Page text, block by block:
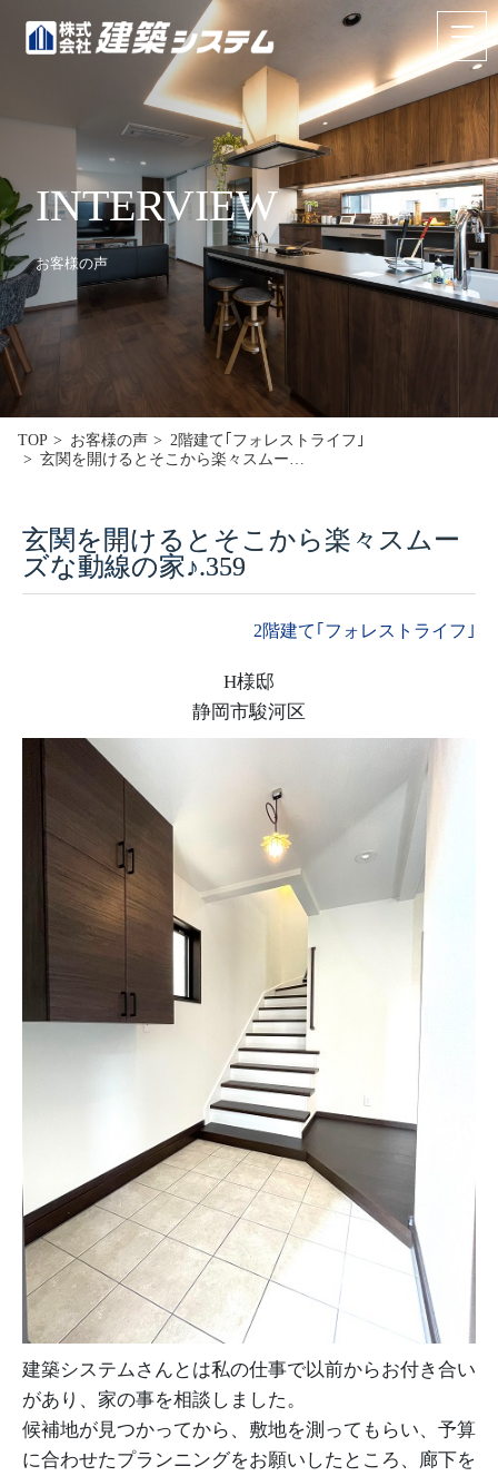
INTERVIEW
お客様の声
TOP お客様の声
2階建て｢フォレストライフ｣
玄関を開けるとそこから楽々スムー…
玄関を開けるとそこから楽々スムー
ズな動線の家♪.359
2階建て｢フォレストライフ｣
H様邸
静岡市駿河区
建築システムさんとは私の仕事で以前からお付き合い
があり、家の事を相談しました。
候補地が見つかってから、敷地を測ってもらい、予算
に合わせたプランニングをお願いしたところ、廊下を
お問い合わせ 来場予約
HOME
イベント･見学情報
コンセプト
お客様の声
採用情報
コラム
ZEH
不動産情報(土地･分譲地･中古住宅)